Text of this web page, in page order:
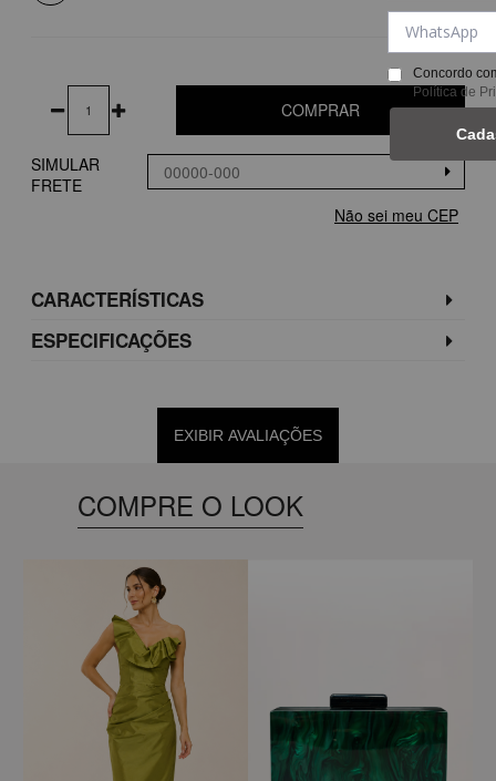
COMPRAR
SIMULAR
FRETE
Não sei meu CEP
CARACTERÍSTICAS
ESPECIFICAÇÕES
EXIBIR AVALIAÇÕES
COMPRE O LOOK
Concordo
Política de